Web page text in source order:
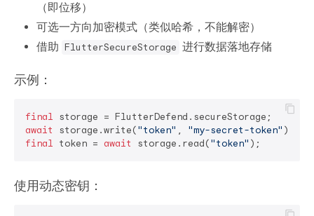
（即位移）
可选一方向加密模式（类似哈希，不能解密）
借助 FlutterSecureStorage 进行数据落地存储
示例：
final
await
storage.write("token" , "my-secret-token"
final token = await storage.read("token"
使用动态密钥：